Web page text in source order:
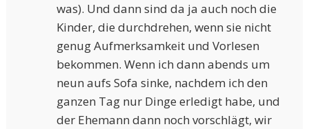
was). Und dann sind da ja auch noch die
Kinder, die durchdrehen, wenn sie nicht
genug Aufmerksamkeit und Vorlesen
bekommen. Wenn ich dann abends um
neun aufs Sofa sinke, nachdem ich den
ganzen Tag nur Dinge erledigt habe, und
der Ehemann dann noch vorschlägt, wir